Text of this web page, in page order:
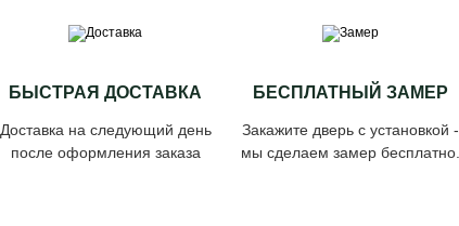
БЫСТРАЯ ДОСТАВКА
Доставка на следующий день
после оформления заказа
БЕСПЛАТНЫЙ ЗАМЕР
Закажите дверь с установкой -
мы сделаем замер бесплатно.